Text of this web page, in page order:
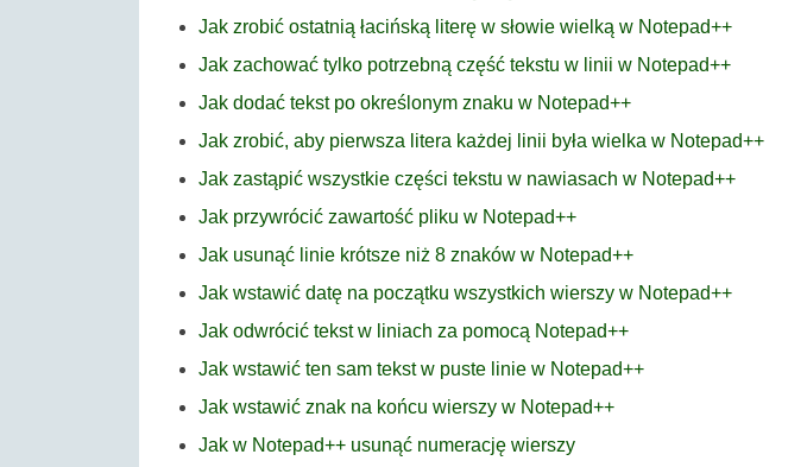
Jak zrobić ostatnią łacińską literę w słowie wielką w Notepad++
Jak zachować tylko potrzebną część tekstu w linii w Notepad++
Jak dodać tekst po określonym znaku w Notepad++
Jak zrobić, aby pierwsza litera każdej linii była wielka w Notepad++
Jak zastąpić wszystkie części tekstu w nawiasach w Notepad++
Jak przywrócić zawartość pliku w Notepad++
Jak usunąć linie krótsze niż 8 znaków w Notepad++
Jak wstawić datę na początku wszystkich wierszy w Notepad++
Jak odwrócić tekst w liniach za pomocą Notepad++
Jak wstawić ten sam tekst w puste linie w Notepad++
Jak wstawić znak na końcu wierszy w Notepad++
Jak w Notepad++ usunąć numerację wierszy